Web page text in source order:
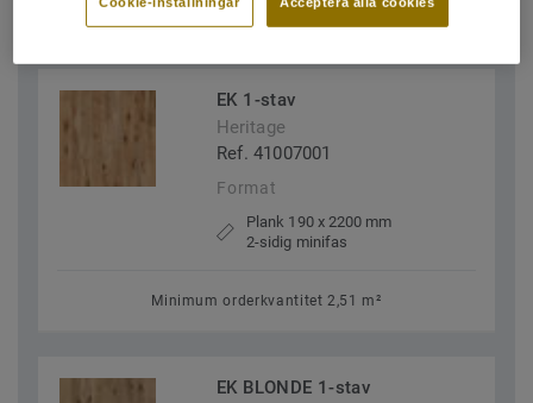
FILTER (2)
EK 1-stav
Heritage
Ref. 41007001
Format
Plank 190 x 2200 mm
2-sidig minifas
Minimum orderkvantitet 2,51 m²
EK BLONDE 1-stav